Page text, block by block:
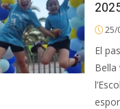
25/
El
Bella